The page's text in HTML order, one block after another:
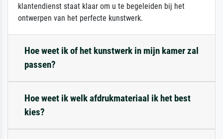
klantendienst staat klaar om u te begeleiden bij het
ontwerpen van het perfecte kunstwerk.
Hoe weet ik of het kunstwerk in mijn kamer zal
passen?
Hoe weet ik welk afdrukmateriaal ik het best
kies?